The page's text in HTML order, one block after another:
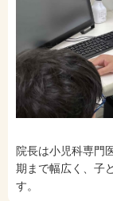
院長は小児科専門
期まで幅広く、子
す。